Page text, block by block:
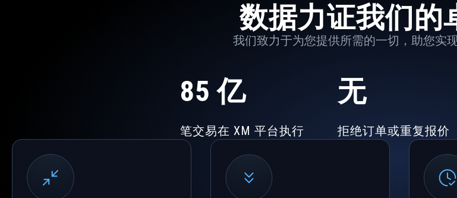
数据力证我们的
我们致力于为您提供所需的一切，助您实
85 亿
笔交易在 XM 平台执行
无
拒绝订单或重复报价